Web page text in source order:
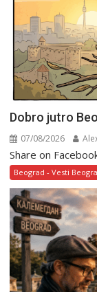
Dobro jutro
07/08/2026
Share on
Beograd - Vesti